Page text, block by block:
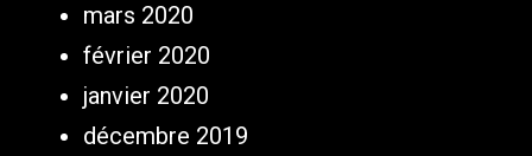
mars 2020
février 2020
janvier 2020
décembre 2019